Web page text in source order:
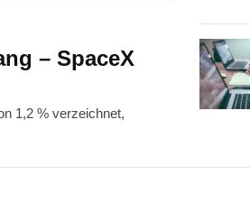
– SpaceX
1,2 % verzeichnet,